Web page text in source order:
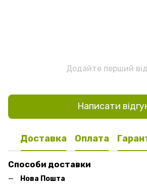
Додайте перший
Написати
Доставка Оплата
Способи доставки
Нова Пошта